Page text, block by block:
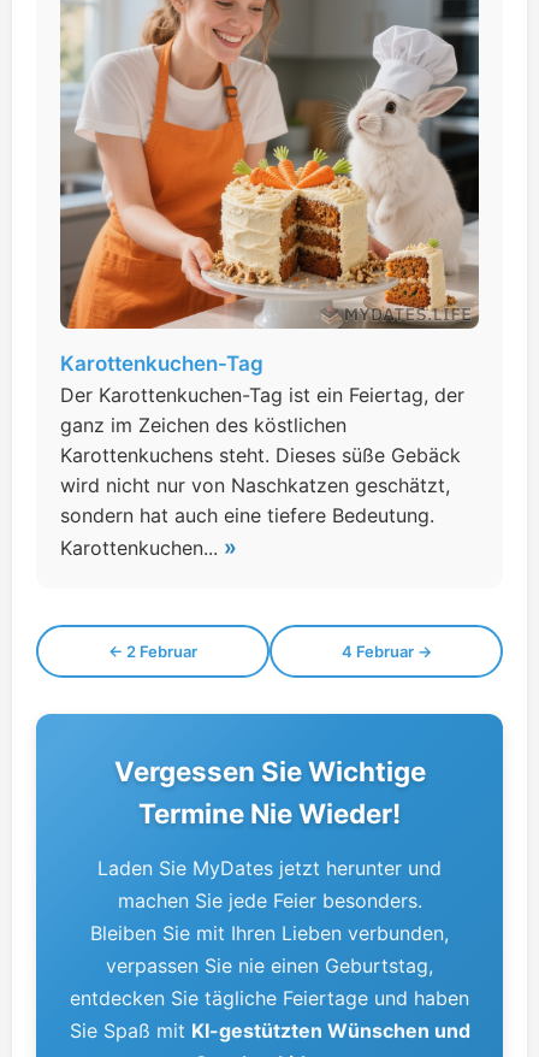
Karottenkuchen-Tag
Der Karottenkuchen-Tag ist ein Feiertag, der
ganz im Zeichen des köstlichen
Karottenkuchens steht. Dieses süße Gebäck
wird nicht nur von Naschkatzen geschätzt,
sondern hat auch eine tiefere Bedeutung.
Karottenkuchen... »
← 2 Februar 4 Februar →
Vergessen Sie Wichtige
Termine Nie Wieder!
Laden Sie MyDates jetzt herunter und
machen Sie jede Feier besonders.
Bleiben Sie mit Ihren Lieben verbunden,
verpassen Sie nie einen Geburtstag,
entdecken Sie tägliche Feiertage und haben
Sie Spaß mit KI-gestützten Wünschen und